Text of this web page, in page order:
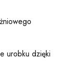
urobku dzięki